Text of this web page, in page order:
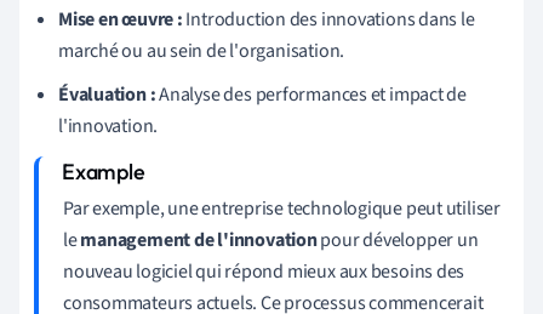
Mise en œuvre :Introduction des innovations dans le
marché ou au sein de l'organisation.
Évaluation :Analyse des performances et impact de
l'innovation.
Par exemple, une entreprise technologique peut utiliser
lemanagement de l'innovationpour développer un
nouveau logiciel qui répond mieux aux besoins des
consommateurs actuels. Ce processus commencerait